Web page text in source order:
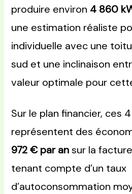
produire environ 4 860
une estimation réaliste
individuelle avec une
sud et une inclinaison
valeur optimale pour
Sur le plan financier, ces
représentent des
972 € par ansur la
tenant compte d’un taux
d’autoconsommation